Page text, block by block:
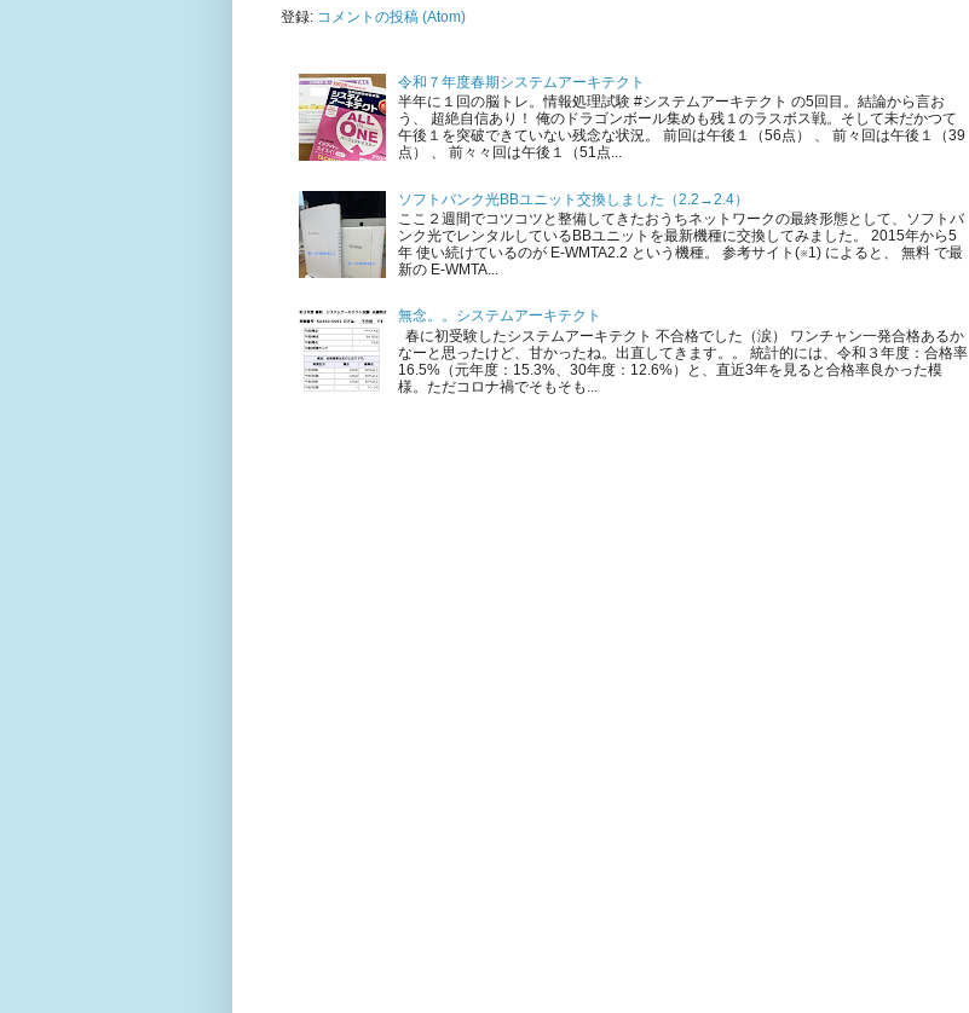
登録: コメントの投稿 (Atom)
令和７年度春期システムアーキテクト
半年に１回の脳トレ。情報処理試験 #システムアーキテクト の5回目。結論から言お
う、 超絶自信あり！ 俺のドラゴンボール集めも残１のラスボス戦。そして未だかつて
午後１を突破できていない残念な状況。 前回は午後１（56点） 、 前々回は午後１（39
点） 、 前々々回は午後１（51点...
ソフトバンク光BBユニット交換しました（2.2→2.4）
ここ２週間でコツコツと整備してきたおうちネットワークの最終形態として、ソフトバ
ンク光でレンタルしているBBユニットを最新機種に交換してみました。 2015年から5
年 使い続けているのが E-WMTA2.2 という機種。 参考サイト(※1) によると、 無料 で最
新の E-WMTA...
無念。。システムアーキテクト
春に初受験したシステムアーキテクト 不合格でした（涙） ワンチャン一発合格あるか
なーと思ったけど、甘かったね。出直してきます。。 統計的には、令和３年度：合格率
16.5%（元年度：15.3%、30年度：12.6%）と、直近3年を見ると合格率良かった模
様。ただコロナ禍でそもそも...